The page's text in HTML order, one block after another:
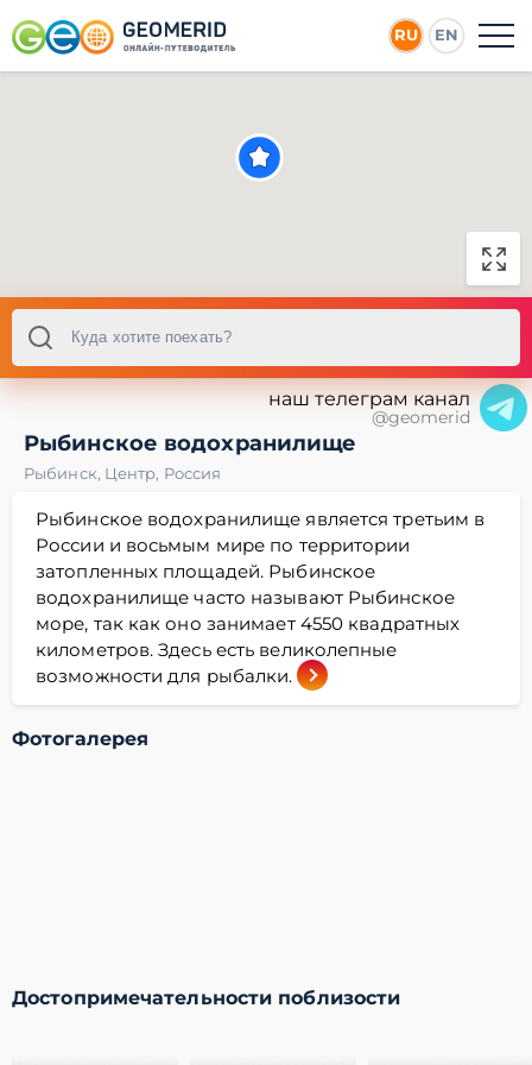
RU EN
наш телеграм канал
@geomerid
Рыбинское водохранилище
Рыбинск, Центр, Россия
Рыбинское водохранилище является третьим в
России и восьмым мире по территории
затопленных площадей. Рыбинское
водохранилище часто называют Рыбинское
море, так как оно занимает 4550 квадратных
километров. Здесь есть великолепные
возможности для рыбалки.
Фотогалерея
Достопримечательности поблизости